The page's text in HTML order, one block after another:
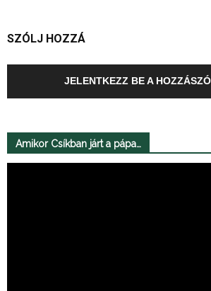
SZÓLJ HOZZÁ
JELENTKEZZ BE A
Amikor Csíkban járt a pápa…